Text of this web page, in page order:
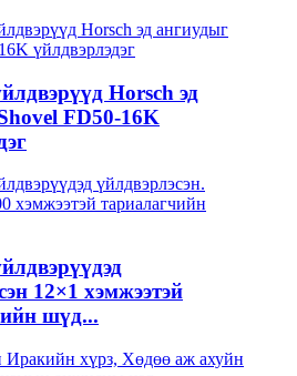
Horsch эд
FD50-16K
12×1 хэмжээтэй
шүд...